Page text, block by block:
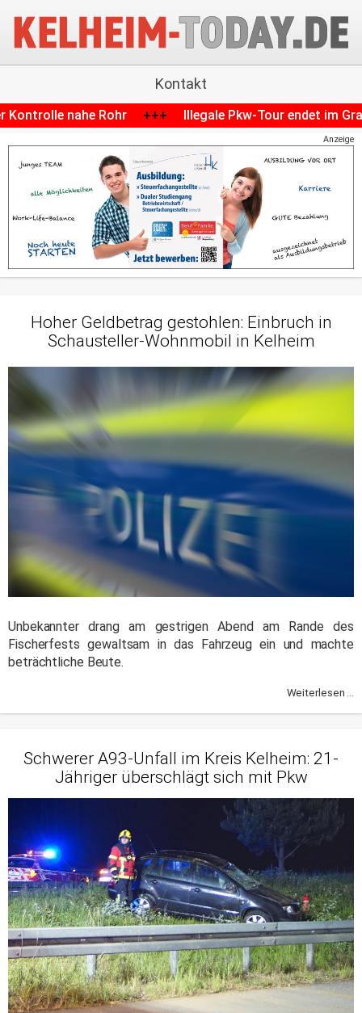
Kontakt
+++ Illegale Pkw-Tour endet im Graben: 17-
Anzeige
Hoher Geldbetrag gestohlen: Einbruch in
Schausteller-Wohnmobil in Kelheim
Unbekannter drang am gestrigen Abend am Rande des
Fischerfests gewaltsam in das Fahrzeug ein und machte
beträchtliche Beute.
Weiterlesen ...
Schwerer A93-Unfall im Kreis Kelheim: 21-
Jähriger überschlägt sich mit Pkw